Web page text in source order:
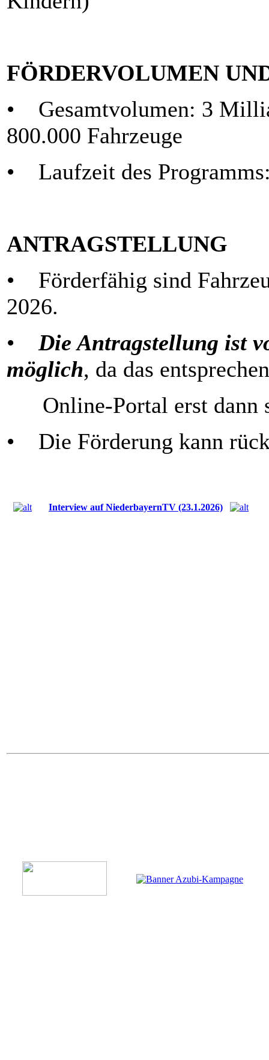
FÖRDERVOLUMEN
• Gesamtvolumen: 3
800.000 Fahrzeuge
• Laufzeit des
ANTRAGSTELLUNG
• Förderfähig sind
2026.
• Die Antragstellung ist
möglich, da das
Online-Portal erst dann
• Die Förderung kann
Interview auf NiederbayernTV (23.1.2026)